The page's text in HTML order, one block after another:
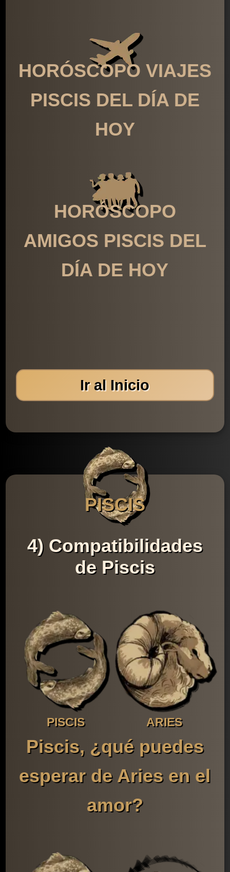
HORÓSCOPO VIAJES
PISCIS DEL DÍA DE
HOY
HORÓSCOPO
AMIGOS PISCIS DEL
DÍA DE HOY
Ir al Inicio
PISCIS
4) Compatibilidades
de Piscis
PISCIS ARIES
Piscis, ¿qué puedes
esperar de Aries en el
amor?